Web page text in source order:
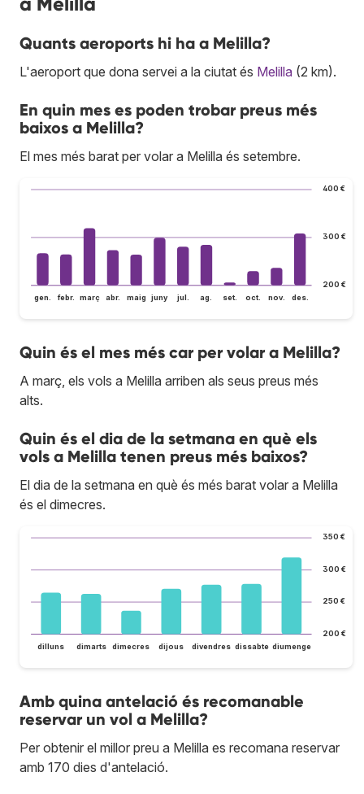
Quants aeroports hi ha a Melilla?
L'aeroport que dona servei a la ciutat és Melilla (2 km).
En quin mes es poden trobar preus més
baixos a Melilla?
El mes més barat per volar a Melilla és setembre.
200 €
300 €
400 €
gen. febr. març abr. maig juny jul. ag. set. oct. nov. des.
Quin és el mes més car per volar a Melilla?
A març, els vols a Melilla arriben als seus preus més
alts.
Quin és el dia de la setmana en què els
vols a Melilla tenen preus més baixos?
El dia de la setmana en què és més barat volar a Melilla
és el dimecres.
200 €
250 €
300 €
350 €
dilluns dimarts dimecres dijous divendres dissabte diumenge
Amb quina antelació és recomanable
reservar un vol a Melilla?
Per obtenir el millor preu a Melilla es recomana reservar
amb 170 dies d'antelació.